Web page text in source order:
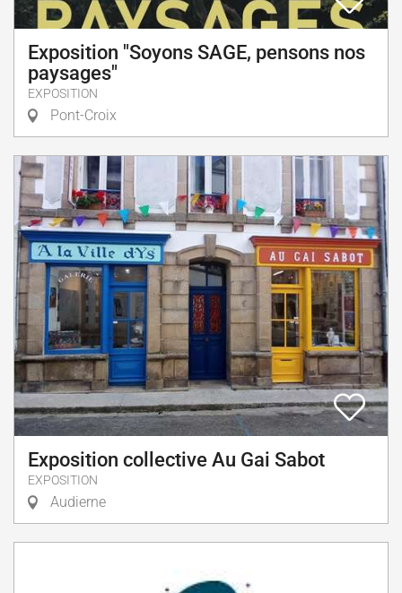
Exposition "Soyons SAGE, pensons nos
paysages"
EXPOSITION
Pont-Croix
Exposition collective Au Gai Sabot
EXPOSITION
Audierne